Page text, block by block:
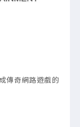
傳奇網路遊戲的